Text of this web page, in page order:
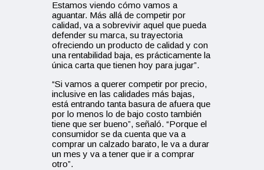
Estamos viendo cómo vamos a
aguantar. Más allá de competir por
calidad, va a sobrevivir aquel que pueda
defender su marca, su trayectoria
ofreciendo un producto de calidad y con
una rentabilidad baja, es prácticamente la
única carta que tienen hoy para jugar”.
“Si vamos a querer competir por precio,
inclusive en las calidades más bajas,
está entrando tanta basura de afuera que
por lo menos lo de bajo costo también
tiene que ser bueno”, señaló. “Porque el
consumidor se da cuenta que va a
comprar un calzado barato, le va a durar
un mes y va a tener que ir a comprar
otro”.